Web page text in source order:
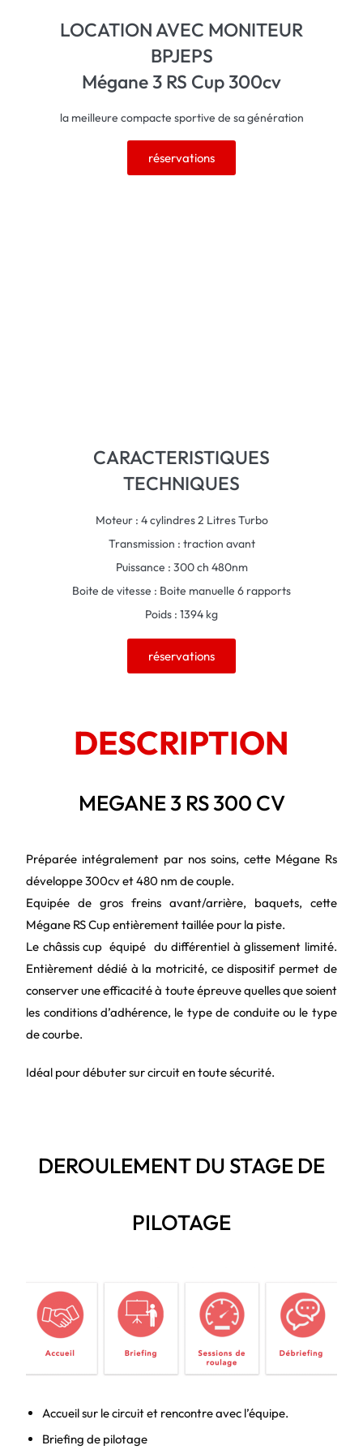
LOCATION AVEC MONITEUR
BPJEPS
Mégane 3 RS Cup 300cv
la meilleure compacte sportive de sa génération
réservations
CARACTERISTIQUES
TECHNIQUES
Moteur : 4 cylindres 2 Litres Turbo
Transmission : traction avant
Puissance : 300 ch 480nm
Boite de vitesse : Boite manuelle 6 rapports
Poids : 1394 kg
réservations
DESCRIPTION
MEGANE 3 RS 300 CV
Préparée intégralement par nos soins, cette Mégane Rs
développe 300cv et 480 nm de couple.
Equipée de gros freins avant/arrière, baquets, cette
Mégane RS Cup entièrement taillée pour la piste.
Le châssis cup équipé du différentiel à glissement limité.
Entièrement dédié à la motricité, ce dispositif permet de
conserver une efficacité à toute épreuve quelles que soient
les conditions d’adhérence, le type de conduite ou le type
de courbe.
Idéal pour débuter sur circuit en toute sécurité.
DEROULEMENT DU STAGE DE
PILOTAGE
Accueil sur le circuit et rencontre avec l’équipe.
Briefing de pilotage